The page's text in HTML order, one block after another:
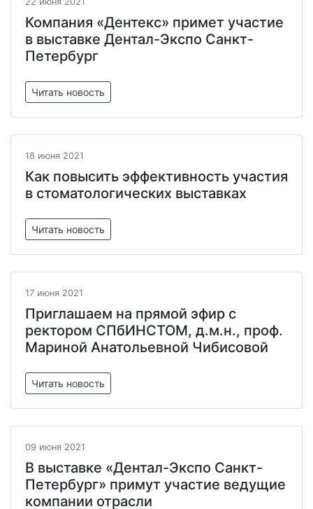
Компания «Дентекс» примет участие
в выставке Дентал-Экспо Санкт-
Петербург
Читать новость
18 июня 2021
Как повысить эффективность участия
в стоматологических выставках
Читать новость
17 июня 2021
Приглашаем на прямой эфир с
ректором СПбИНСТОМ, д.м.н., проф.
Мариной Анатольевной Чибисовой
Читать новость
09 июня 2021
В выставке «Дентал-Экспо Санкт-
Петербург» примут участие ведущие
компании отрасли